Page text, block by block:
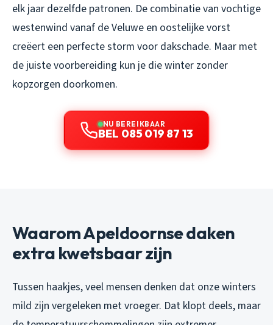
elk jaar dezelfde patronen. De combinatie van vochtige
westenwind vanaf de Veluwe en oostelijke vorst
creëert een perfecte storm voor dakschade. Maar met
de juiste voorbereiding kun je die winter zonder
kopzorgen doorkomen.
NU BEREIKBAAR
BEL 085 019 87 13
Waarom Apeldoornse daken
extra kwetsbaar zijn
Tussen haakjes, veel mensen denken dat onze winters
mild zijn vergeleken met vroeger. Dat klopt deels, maar